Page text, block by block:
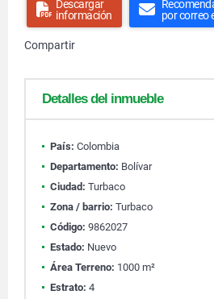
Descargar
información
por correo
Compartir
Detalles del inmueble
País: Colombia
Departamento: Bolívar
Ciudad: Turbaco
Zona / barrio: Turbaco
Código: 9862027
Estado: Nuevo
Área Terreno: 1000 m²
Estrato: 4